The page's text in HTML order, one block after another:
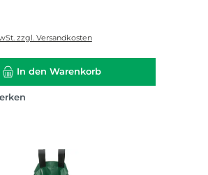
zzgl. Versandkosten
In den Warenkorb